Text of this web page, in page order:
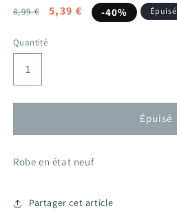
Prix
8,99 €
Prix
5,39 € -40% Épuisé
Quantité
Épuisé
Robe en état neuf
Partager cet article